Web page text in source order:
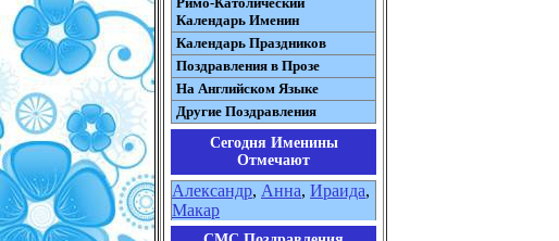
Календарь Именин
Календарь Праздников
Поздравления в Прозе
На Английском Языке
Другие Поздравления
Сегодня Именины
Отмечают
Александр, Анна, Ираида,
Макар